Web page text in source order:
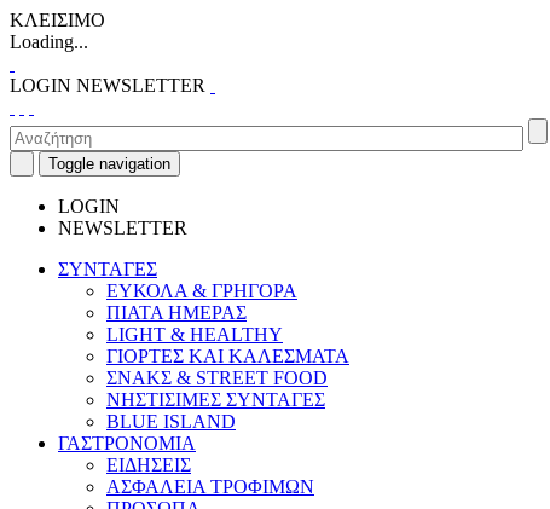
ΚΛΕΙΣΙΜΟ
Loading...
LOGIN NEWSLETTER
Toggle navigation
LOGIN
NEWSLETTER
ΣΥΝΤΑΓΕΣ
ΕΥΚΟΛΑ & ΓΡΗΓΟΡΑ
ΠΙΑΤΑ ΗΜΕΡΑΣ
LIGHT & HEALTHY
ΓΙΟΡΤΕΣ ΚΑΙ ΚΑΛΕΣΜΑΤΑ
ΣΝΑΚΣ & STREET FOOD
ΝΗΣΤΙΣΙΜΕΣ ΣΥΝΤΑΓΕΣ
BLUE ISLAND
ΓΑΣΤΡΟΝΟΜΙΑ
ΕΙΔΗΣΕΙΣ
ΑΣΦΑΛΕΙΑ ΤΡΟΦΙΜΩΝ